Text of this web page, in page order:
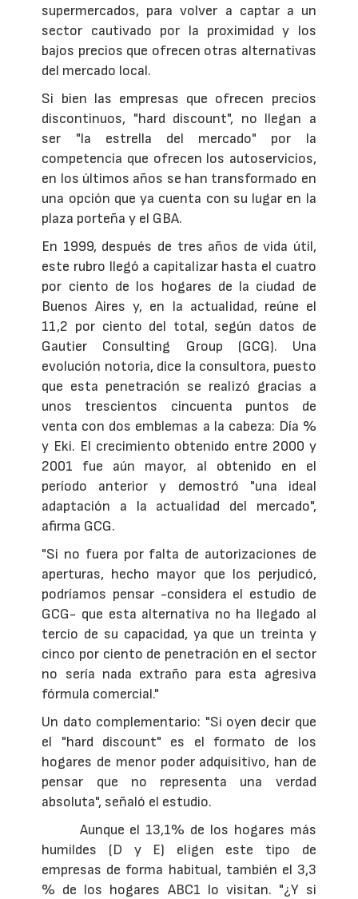
supermercados, para volver a captar a un
sector cautivado por la proximidad y los
bajos precios que ofrecen otras alternativas
del mercado local.
Si bien las empresas que ofrecen precios
discontinuos, "hard discount", no llegan a
ser "la estrella del mercado" por la
competencia que ofrecen los autoservicios,
en los últimos años se han transformado en
una opción que ya cuenta con su lugar en la
plaza porteña y el GBA.
En 1999, después de tres años de vida útil,
este rubro llegó a capitalizar hasta el cuatro
por ciento de los hogares de la ciudad de
Buenos Aires y, en la actualidad, reúne el
11,2 por ciento del total, según datos de
Gautier Consulting Group (GCG). Una
evolución notoria, dice la consultora, puesto
que esta penetración se realizó gracias a
unos trescientos cincuenta puntos de
venta con dos emblemas a la cabeza: Día %
y Eki. El crecimiento obtenido entre 2000 y
2001 fue aún mayor, al obtenido en el
período anterior y demostró "una ideal
adaptación a la actualidad del mercado",
afirma GCG.
"Si no fuera por falta de autorizaciones de
aperturas, hecho mayor que los perjudicó,
podríamos pensar -considera el estudio de
GCG- que esta alternativa no ha llegado al
tercio de su capacidad, ya que un treinta y
cinco por ciento de penetración en el sector
no sería nada extraño para esta agresiva
fórmula comercial."
Un dato complementario: "Si oyen decir que
el "hard discount" es el formato de los
hogares de menor poder adquisitivo, han de
pensar que no representa una verdad
absoluta", señaló el estudio.
Aunque el 13,1% de los hogares más
humildes (D y E) eligen este tipo de
empresas de forma habitual, también el 3,3
% de los hogares ABC1 lo visitan. "¿Y si